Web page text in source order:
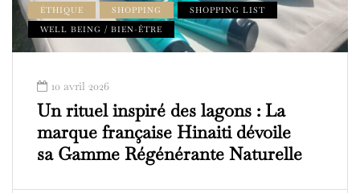
ÉTHIQUE
SHOPPING
SHOPPING LIST
WELL BEING / BIEN-ÊTRE
10 avril 2026
Un rituel inspiré des lagons : La
marque française Hinaiti dévoile
sa Gamme Régénérante Naturelle